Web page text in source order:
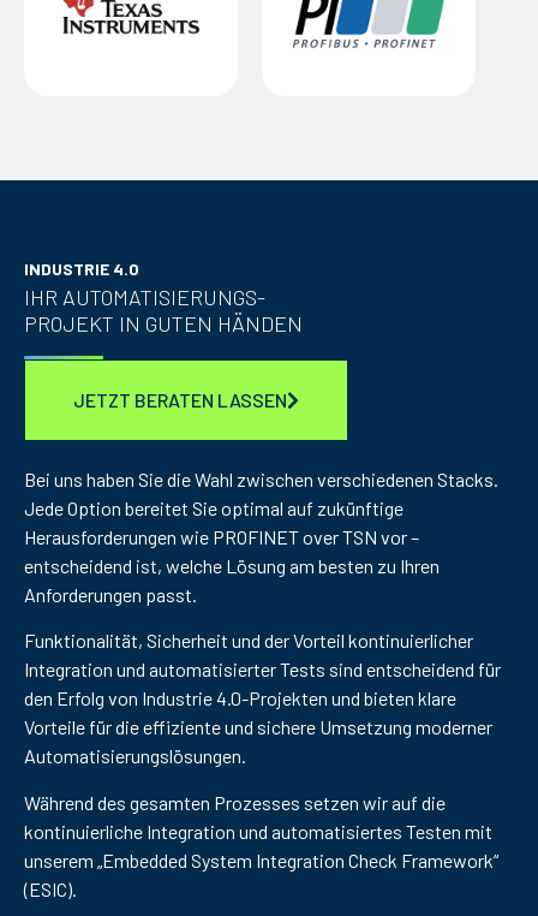
INDUSTRIE 4.0
IHR AUTOMATISIERUNGS-
PROJEKT IN GUTEN HÄNDEN
JETZT BERATEN LASSEN
Bei uns haben Sie die Wahl zwischen verschiedenen Stacks.
Jede Option bereitet Sie optimal auf zukünftige
Herausforderungen wie PROFINET over TSN vor –
entscheidend ist, welche Lösung am besten zu Ihren
Anforderungen passt.
Funktionalität, Sicherheit und der Vorteil kontinuierlicher
Integration und automatisierter Tests sind entscheidend für
den Erfolg von Industrie 4.0-Projekten und bieten klare
Vorteile für die effiziente und sichere Umsetzung moderner
Automatisierungslösungen.
Während des gesamten Prozesses setzen wir auf die
kontinuierliche Integration und automatisiertes Testen mit
unserem „Embedded System Integration Check Framework“
(ESIC).